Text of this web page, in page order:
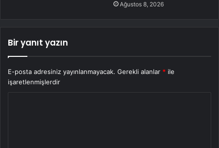
Ağustos 8, 2026
Bir yanıt yazın
E-posta adresiniz yayınlanmayacak. Gerekli alanlar * ile
işaretlenmişlerdir